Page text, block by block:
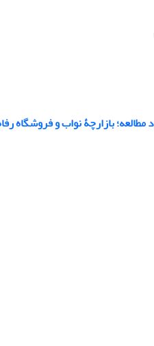
نواب و فروشگاه رفاه منطقه 12